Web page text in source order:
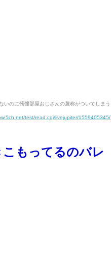
いのに髑髏部屋おじさんの蔑称がついてしまう
test/read.cgi/livejupiter/1559405345/
もってるのバレ